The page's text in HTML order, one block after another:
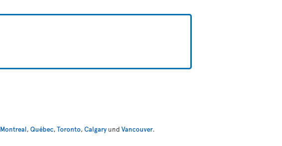
Montreal, Québec, Toronto, Calgary und Vancouver.